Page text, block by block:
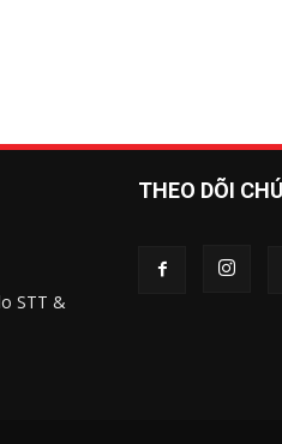
STT &
THEO DÕI